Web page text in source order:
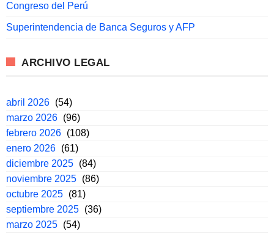
Congreso del Perú
Superintendencia de Banca Seguros y AFP
ARCHIVO LEGAL
abril 2026 (54)
marzo 2026 (96)
febrero 2026 (108)
enero 2026 (61)
diciembre 2025 (84)
noviembre 2025 (86)
octubre 2025 (81)
septiembre 2025 (36)
marzo 2025 (54)